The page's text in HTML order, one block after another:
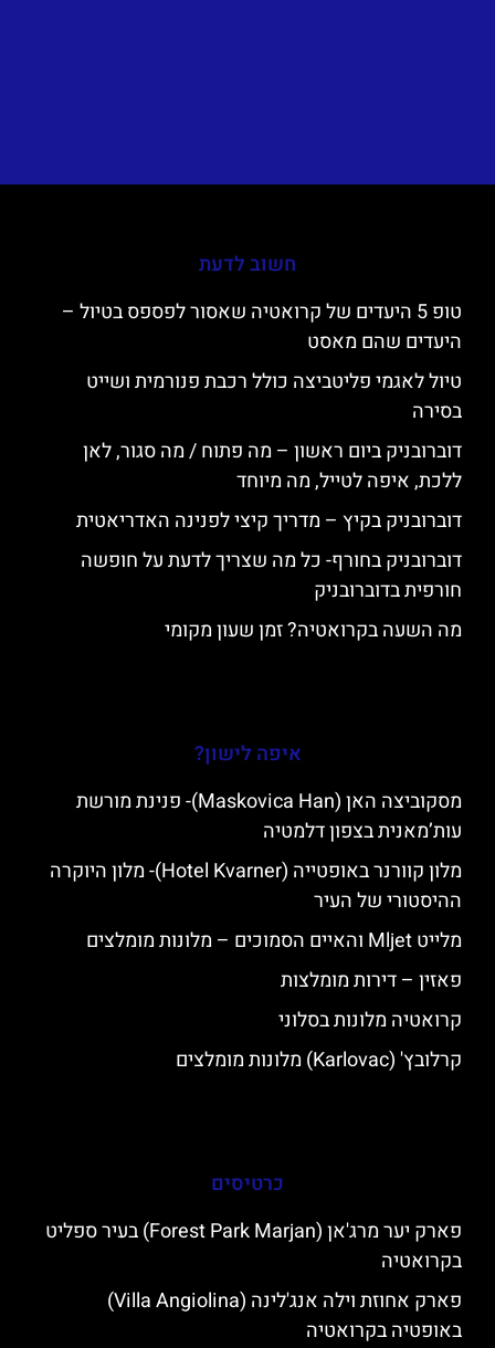
חשוב לדעת
טופ 5 היעדים של קרואטיה שאסור לפספס בטיול –
היעדים שהם מאסט
טיול לאגמי פליטביצה כולל רכבת פנורמית ושייט
בסירה
דוברובניק ביום ראשון – מה פתוח / מה סגור, לאן
ללכת, איפה לטייל, מה מיוחד
דוברובניק בקיץ – מדריך קיצי לפנינה האדריאטית
דוברובניק בחורף- כל מה שצריך לדעת על חופשה
חורפית בדוברובניק
מה השעה בקרואטיה? זמן שעון מקומי
איפה לישון?
מסקוביצה האן (Maskovica Han)- פנינת מורשת
עות’מאנית בצפון דלמטיה
מלון קוורנר באופטייה (Hotel Kvarner)- מלון היוקרה
ההיסטורי של העיר
מלייט Mljet והאיים הסמוכים – מלונות מומלצים
פאזין – דירות מומלצות
קרואטיה מלונות בסלוני
קרלובץ' (Karlovac) מלונות מומלצים
כרטיסים
פארק יער מרג'אן (Forest Park Marjan) בעיר ספליט
בקרואטיה
פארק אחוזת וילה אנג'לינה (Villa Angiolina)
באופטיה בקרואטיה